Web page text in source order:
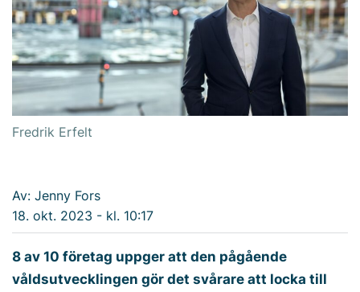
Fredrik Erfelt
Av: Jenny Fors
18. okt. 2023 - kl. 10:17
8 av 10 företag uppger att den pågående
våldsutvecklingen gör det svårare att locka till